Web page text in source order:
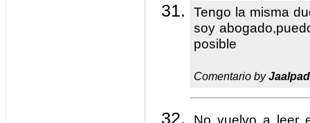
Tengo la misma
soy
posible
Comentario by
No vuelvo a leer